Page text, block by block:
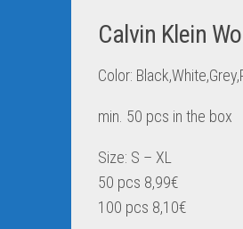
Calvin Klein
Color:
min. 50 pcs in the box
Size: S – XL
50 pcs 8,99€
100 pcs 8,10€